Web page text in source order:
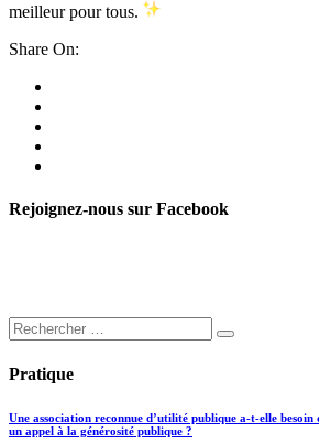
meilleur pour tous.
Share On:
Rejoignez-nous sur Facebook
Pratique
Une association reconnue d’utilité publique a-t-elle
un appel à la générosité publique ?